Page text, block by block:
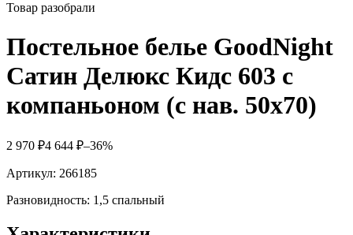
Товар разобрали
Постельное белье GoodNight
Сатин Делюкс Кидс 603 с
компаньоном (с нав. 50х70)
2 970 ₽4 644 ₽–36%
Артикул: 266185
Разновидность: 1,5 спальный